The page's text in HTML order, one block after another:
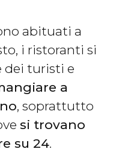
abituati a
i ristoranti si
dei turisti e
a
, soprattutto
si trovano
su 24.